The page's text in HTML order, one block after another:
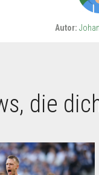
Autor:
die